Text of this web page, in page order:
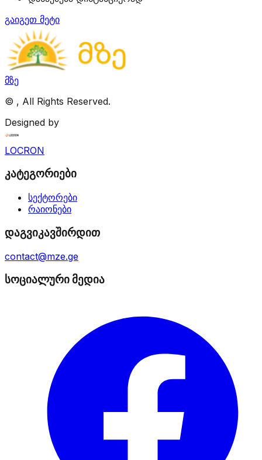
გაიგეთ მეტი
მზე
© , All Rights Reserved.
Designed by
LOCRON
კატეგორიები
სექტორები
რაიონები
დაგვიკავშირდით
contact@mze.ge
სოციალური მედია